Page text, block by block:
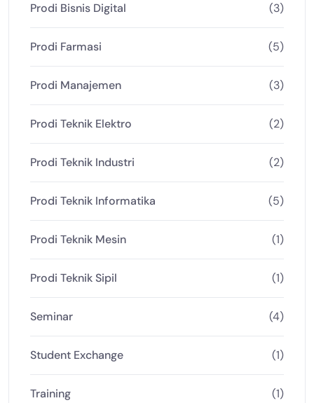
Prodi Bisnis Digital (3)
Prodi Farmasi (5)
Prodi Manajemen (3)
Prodi Teknik Elektro (2)
Prodi Teknik Industri (2)
Prodi Teknik Informatika (5)
Prodi Teknik Mesin (1)
Prodi Teknik Sipil (1)
Seminar (4)
Student Exchange (1)
Training (1)